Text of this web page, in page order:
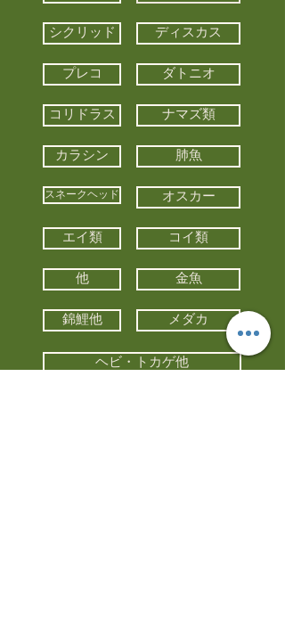
シクリッド ディスカス
プレコ ダトニオ
コリドラス ナマズ類
カラシン 肺魚
スネークヘッド オスカー
エイ類 コイ類
他 金魚
錦鯉他 メダカ
ヘビ・トカゲ他